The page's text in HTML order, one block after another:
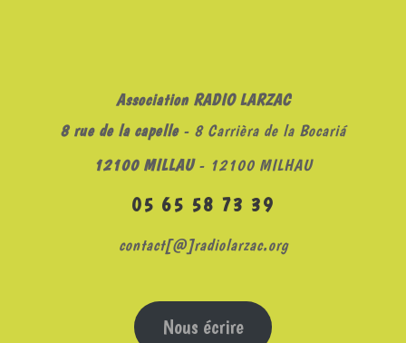
Association RADIO LARZAC
8 rue de la capelle- 8 Carrièra de la Bocariá
12100 MILLAU- 12100 MILHAU
05 65 58 73 39
contact[@]radiolarzac.org
Nous écrire